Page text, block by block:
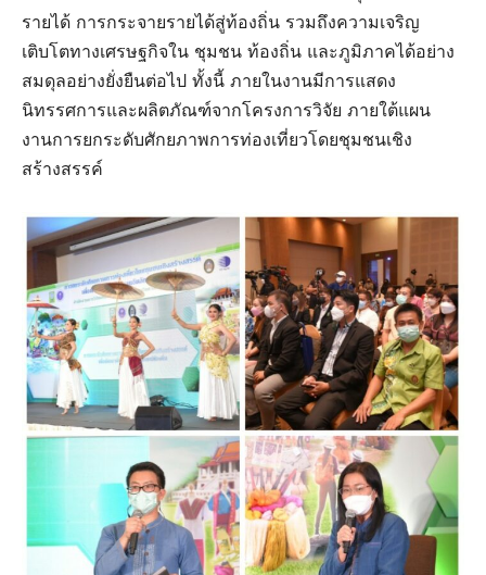
รายได้ การกระจายรายได้สู่ท้องถิ่น รวมถึงความเจริญ
เติบโตทางเศรษฐกิจใน ชุมชน ท้องถิ่น และภูมิภาคได้อย่าง
สมดุลอย่างยั่งยืนต่อไป ทั้งนี้ ภายในงานมีการแสดง​
นิทรรศการและผลิตภัณฑ์​จากโครงการ​วิจัย​ ภายใต้แผน
งานการยกระดับศักยภาพการท่องเที่ยวโดยชุมชนเชิง
สร้างสรรค์